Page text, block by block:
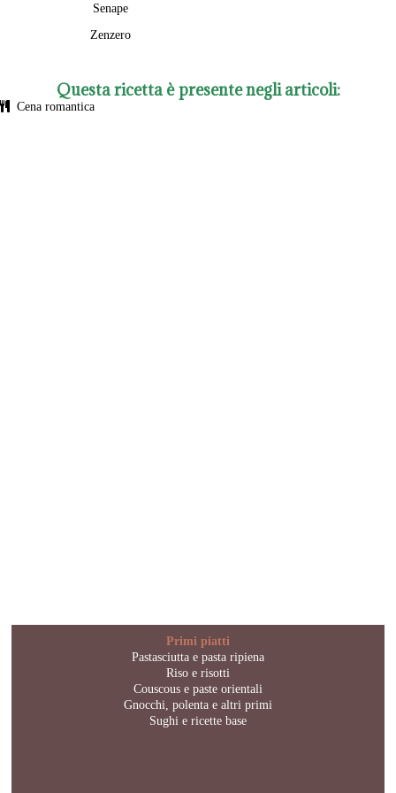
Senape
Zenzero
Questa ricetta è presente negli articoli:
Cena romantica
Primi piatti
Pastasciutta e pasta ripiena
Riso e risotti
Couscous e paste orientali
Gnocchi, polenta e altri primi
Sughi e ricette base